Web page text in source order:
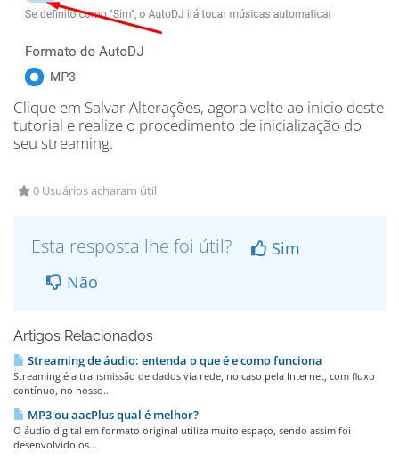
Clique em Salvar Alterações, agora volte ao inicio deste
tutorial e realize o procedimento de inicialização do
seu streaming.
0 Usuários acharam útil
Esta resposta lhe foi útil?
Sim
Não
Artigos Relacionados
Streaming de áudio: entenda o que é e como funciona
Streaming é a transmissão de dados via rede, no caso pela Internet, com fluxo
contínuo, no nosso...
MP3 ou aacPlus qual é melhor?
O áudio digital em formato original utiliza muito espaço, sendo assim foi
desenvolvido os...